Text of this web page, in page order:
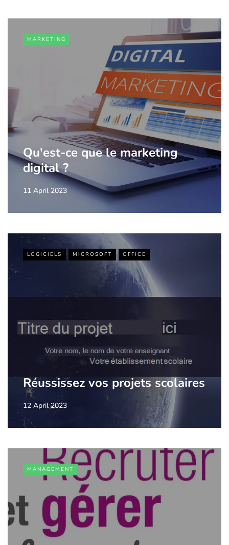
MARKETING
Qu'est-ce que le marketing
digital ?
11 April 2023
LOGICIELS MICROSOFT OFFICE
Réussissez vos projets scolaires
12 April 2023
MANAGEMENT